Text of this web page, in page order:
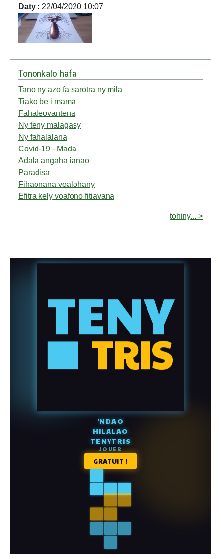
Daty : 22/04/2020 10:07
Tononkalo hafa
Tano ny azo fa sarotra ny mila
Tiako be i mama
Fahaleovantena
Ny teny malagasy
Ny fahalalana
Covid-19 - Mada
Adala angaha ianao
Paradisa
Fihaonana voalohany
Efitra kely voafono fitiavana
tohiny... >